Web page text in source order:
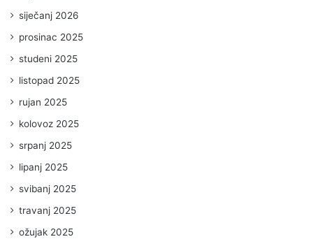
siječanj 2026
prosinac 2025
studeni 2025
listopad 2025
rujan 2025
kolovoz 2025
srpanj 2025
lipanj 2025
svibanj 2025
travanj 2025
ožujak 2025